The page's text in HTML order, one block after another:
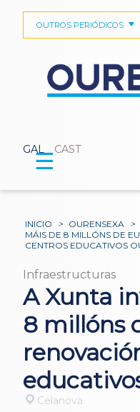
GAL CAST
OUTROS PERIÓDICOS
☰
INICIO > OURENSEXA >
MÁIS DE 8 MILLÓNS DE
CENTROS EDUCATIVOS
Infraestructuras
A Xunta
8 millóns
Celanova